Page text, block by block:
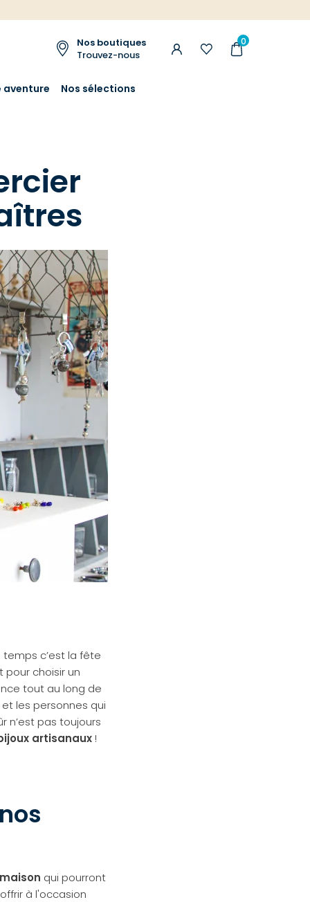
Nos boutiques
Trouvez-nous
0
aventure Nos sélections
c’est la fête
pour choisir un
tout au long de
les personnes qui
n’est pas toujours
artisanaux!
qui pourront
à l'occasion